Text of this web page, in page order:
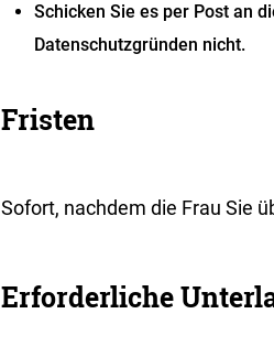
Schicken Sie es per Post an
Datenschutzgründen nicht.
Fristen
Sofort, nachdem die Frau Sie
Erforderliche